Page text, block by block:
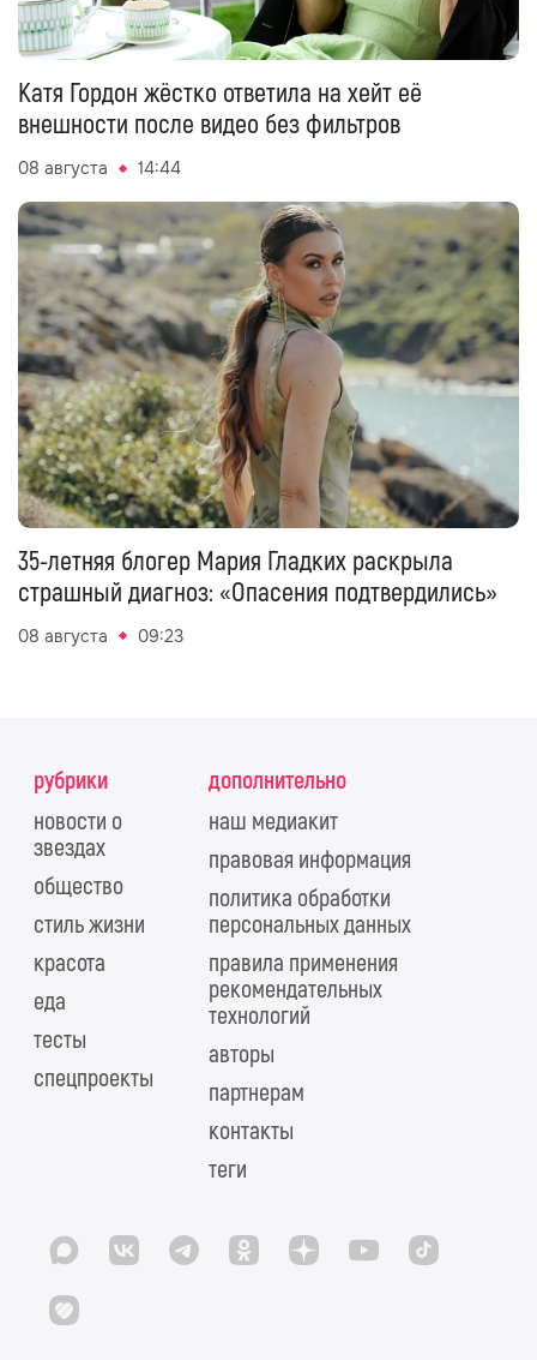
Катя Гордон жёстко ответила на хейт её
внешности после видео без фильтров
08 августа 14:44
35-летняя блогер Мария Гладких раскрыла
страшный диагноз: «Опасения подтвердились»
08 августа 09:23
рубрики
новости о
звездах
общество
стиль жизни
красота
еда
тесты
спецпроекты
дополнительно
наш медиакит
правовая информация
политика обработки
персональных данных
правила применения
рекомендательных
технологий
авторы
партнерам
контакты
теги